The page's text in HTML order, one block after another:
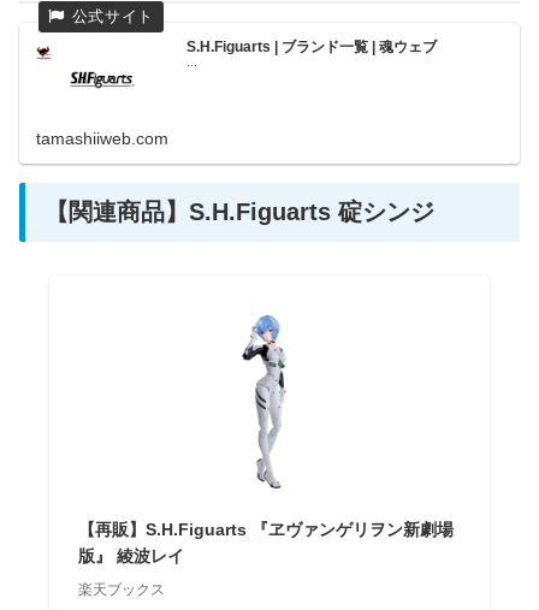
S.H.Figuarts | ブランド一覧 | 魂ウェブ
tamashiiweb.com
【関連商品】S.H.Figuarts 碇シンジ
【再販】S.H.Figuarts 『ヱヴァンゲリヲン新劇場
版』 綾波レイ
楽天ブックス